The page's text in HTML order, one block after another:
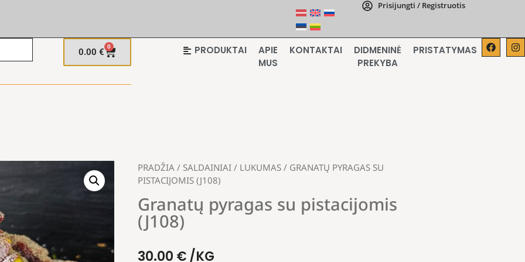
Prisijungti / Registruotis
0.00 € 0 PRODUKTAI
APIE
MUS
KONTAKTAI
DIDMENINĖ
PREKYBA
PRISTATYMAS
PRADŽIA / SALDAINIAI / LUKUMAS / GRANATŲ PYRAGAS SU
PISTACIJOMIS (J108)
Granatų pyragas su pistacijomis
(J108)
30.00 €/KG